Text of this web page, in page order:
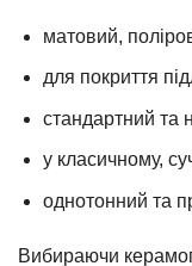
матовий,
для покриття
стандартний та
у класичному,
однотонний та
Вибираючи